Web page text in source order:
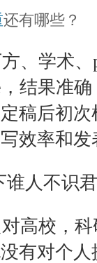
还有哪些？
、学术、
结果准
稿后初
效率和
谁人不识
高校，
有对个